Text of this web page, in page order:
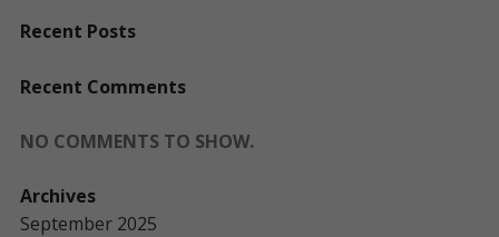
Recent Posts
Recent Comments
NO COMMENTS TO SHOW.
Archives
September 2025